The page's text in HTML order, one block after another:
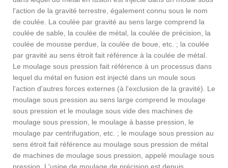
l'action de la gravité terrestre, également connu sous le nom
de coulée. La coulée par gravité au sens large comprend la
coulée de sable, la coulée de métal, la coulée de précision, la
coulée de mousse perdue, la coulée de boue, etc. ; la coulée
par gravité au sens étroit fait référence à la coulée de métal.
Le moulage sous pression fait référence à un processus dans
lequel du métal en fusion est injecté dans un moule sous
l'action d'autres forces externes (à l'exclusion de la gravité). Le
moulage sous pression au sens large comprend le moulage
sous pression et le moulage sous vide des machines de
moulage sous pression, le moulage à basse pression, le
moulage par centrifugation, etc. ; le moulage sous pression au
sens étroit fait référence au moulage sous pression de métal
de machines de moulage sous pression, appelé moulage sous
pression. L'usine de moulage de précision est depuis